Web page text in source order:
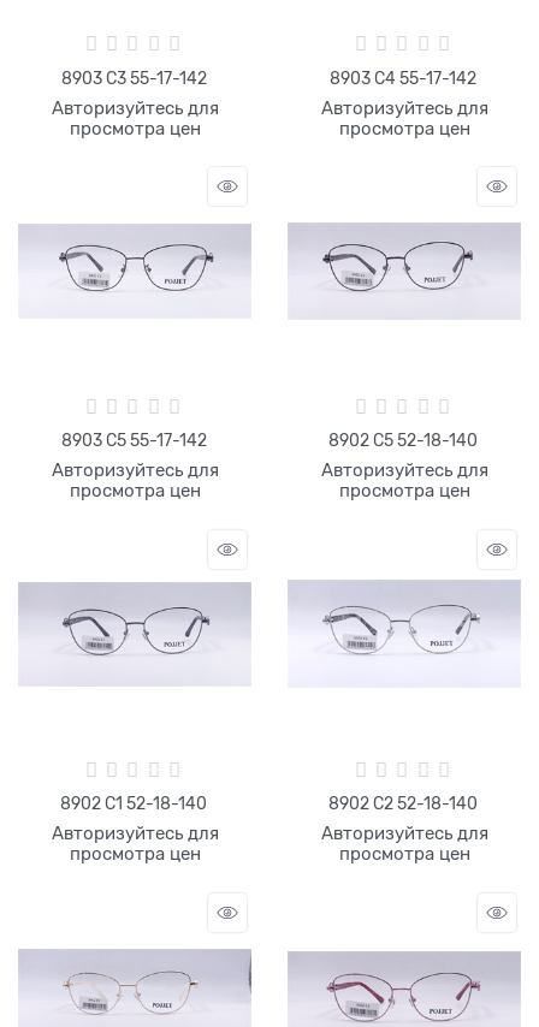
8903 C3 55-17-142
Авторизуйтесь для
просмотра цен
8903 C4 55-17-142
Авторизуйтесь для
просмотра цен
8903 C5 55-17-142
Авторизуйтесь для
просмотра цен
8902 C5 52-18-140
Авторизуйтесь для
просмотра цен
8902 C1 52-18-140
Авторизуйтесь для
просмотра цен
8902 C2 52-18-140
Авторизуйтесь для
просмотра цен